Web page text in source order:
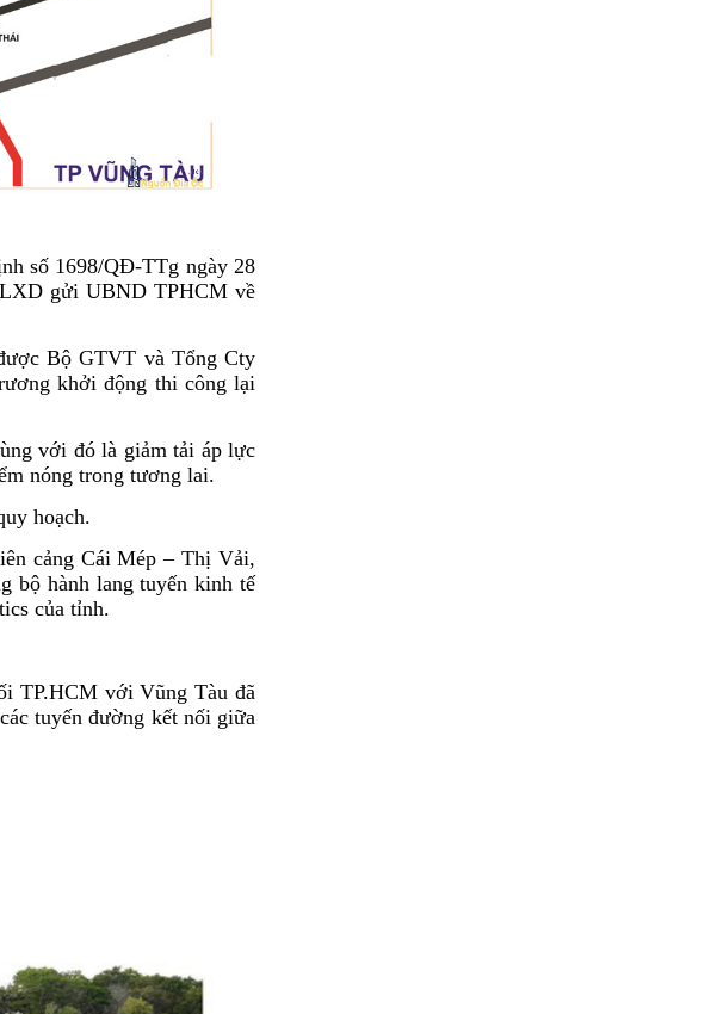
số 1698/QĐ-TTg ngày 28
gửi UBND TPHCM về
Bộ GTVT và Tổng Cty
khởi động thi công lại
với đó là giảm tải áp lực
nóng trong tương lai.
hoạch.
cảng Cái Mép – Thị Vải,
bộ hành lang tuyến kinh tế
của tỉnh.
TP.HCM với Vũng Tàu đã
tuyến đường kết nối giữa